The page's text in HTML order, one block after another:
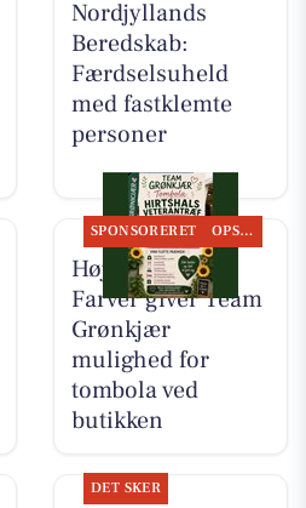
Nordjyllands
Beredskab:
Færdselsuheld
med fastklemte
personer
SPONSORERET OPSLAGSTAVLEN
Høj Data/Høj
Farver giver Team
Grønkjær
mulighed for
tombola ved
butikken
DET SKER